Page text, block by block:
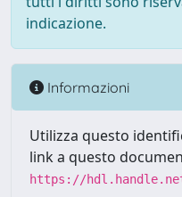
indicazione.
Informazioni
Utilizza questo
link a questo
https://